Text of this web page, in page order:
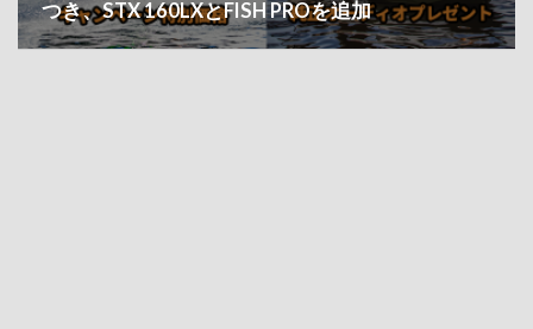
つき、STX 160LXとFISH PROを追加